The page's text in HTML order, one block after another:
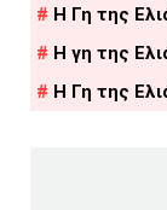
Η Γη της
Η γη της
Η Γη της